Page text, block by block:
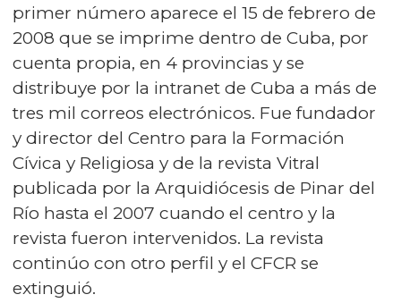
primer número aparece el 15 de febrero de
2008 que se imprime dentro de Cuba, por
cuenta propia, en 4 provincias y se
distribuye por la intranet de Cuba a más de
tres mil correos electrónicos. Fue fundador
y director del Centro para la Formación
Cívica y Religiosa y de la revista Vitral
publicada por la Arquidiócesis de Pinar del
Río hasta el 2007 cuando el centro y la
revista fueron intervenidos. La revista
continúo con otro perfil y el CFCR se
extinguió.